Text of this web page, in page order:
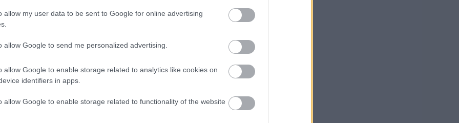
allow my user data to be sent to Google for online advertising
allow Google to send me personalized advertising.
allow Google to enable storage related to analytics like cookies on
identifiers in apps.
allow Google to enable storage related to functionality of the website
tycker Peter Rexhammar. Man har
på det man gör, inte för att man
föra igenom sin vision och att lyssna